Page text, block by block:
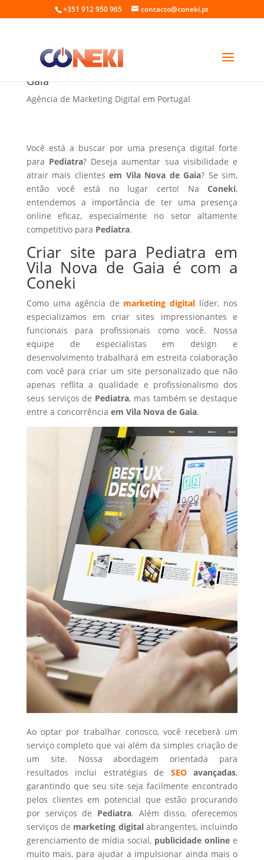
+351 912 950 965 contacto@coneki.pt
Criar site para Pediatra em Vila Nova de
Gaia
Agência de Marketing Digital em Portugal
Você está a buscar por uma presença digital forte
para Pediatra? Deseja aumentar sua visibilidade e
atrair mais clientesem Vila Nova de Gaia? Se sim,
então você está no lugar certo! NaConeki,
entendemos a importância de ter uma presença
online eficaz, especialmente no setor altamente
competitivo para Pediatra.
Criar site para Pediatra em
Vila Nova de Gaia é com a
Coneki
Como uma agência de marketing digital líder, nos
especializamos em criar sites impressionantes e
funcionais para profissionais como você. Nossa
equipe de especialistas em design e
desenvolvimento trabalhará em estreita colaboração
com você para criar um site personalizado que não
apenas reflita a qualidade e profissionalismo dos
seus serviços de Pediatra, mas também se destaque
entre a concorrência em Vila Nova de Gaia.
Ao optar por trabalhar conosco, você receberá um
serviço completo que vai além da simples criação de
um site. Nossa abordagem orientada para
resultados inclui estratégias de SEOavançadas,
garantindo que seu site seja facilmente encontrado
pelos clientes em potencial que estão procurando
por serviços de Pediatra. Além disso, oferecemos
serviços de marketing digital abrangentes, incluindo
gerenciamento de mídia social, publicidade online e
muito mais, para ajudar a impulsionar ainda mais o